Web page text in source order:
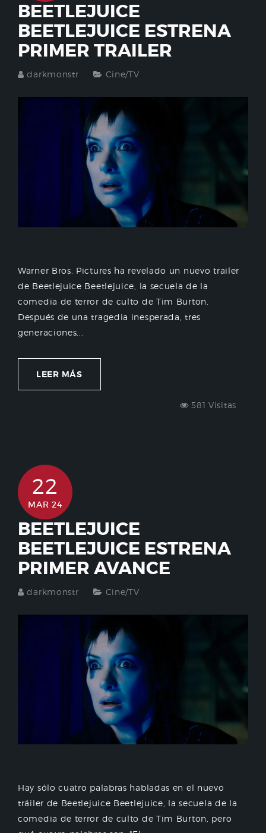
BEETLEJUICE
BEETLEJUICE ESTRENA
PRIMER TRAILER
darkmonstr Cine/TV
Warner Bros. Pictures ha revelado un nuevo trailer
de Beetlejuice Beetlejuice, la secuela de la
comedia de terror de culto de Tim Burton.
Después de una tragedia inesperada, tres
generaciones...
LEER MÁS
581 Visitas
22
MAR 24
BEETLEJUICE
BEETLEJUICE ESTRENA
PRIMER AVANCE
darkmonstr Cine/TV
Hay sólo cuatro palabras habladas en el nuevo
tráiler de Beetlejuice Beetlejuice, la secuela de la
comedia de terror de culto de Tim Burton, pero